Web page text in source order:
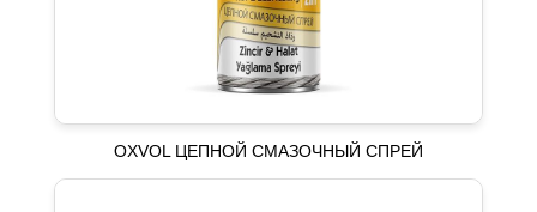
OXVOL ЦЕПНОЙ СМАЗОЧНЫЙ СПРЕЙ